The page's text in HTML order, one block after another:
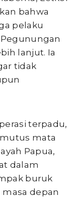
bahwa
pelaku
lanjut. Ia
tidak
terpadu,
mata
Papua,
dalam
buruk
depan